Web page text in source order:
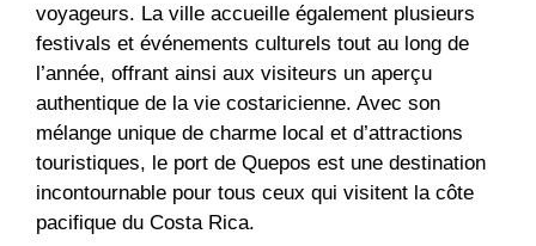
voyageurs. La ville accueille également plusieurs
festivals et événements culturels tout au long de
l’année, offrant ainsi aux visiteurs un aperçu
authentique de la vie costaricienne. Avec son
mélange unique de charme local et d’attractions
touristiques, le port de Quepos est une destination
incontournable pour tous ceux qui visitent la côte
pacifique du Costa Rica.